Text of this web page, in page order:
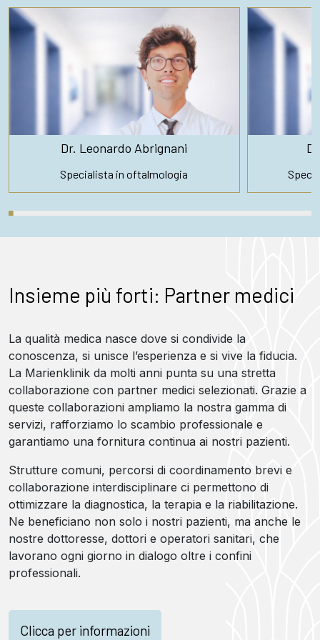
Dr. Leonardo Abrignani
Specialista in oftalmologia
Insieme più forti: Partner medici
La qualità medica nasce dove si condivide la
conoscenza, si unisce l’esperienza e si vive la fiducia.
La Marienklinik da molti anni punta su una stretta
collaborazione con partner medici selezionati. Grazie a
queste collaborazioni ampliamo la nostra gamma di
servizi, rafforziamo lo scambio professionale e
garantiamo una fornitura continua ai nostri pazienti.
Strutture comuni, percorsi di coordinamento brevi e
collaborazione interdisciplinare ci permettono di
ottimizzare la diagnostica, la terapia e la riabilitazione.
Ne beneficiano non solo i nostri pazienti, ma anche le
nostre dottoresse, dottori e operatori sanitari, che
lavorano ogni giorno in dialogo oltre i confini
professionali.
Clicca per informazioni